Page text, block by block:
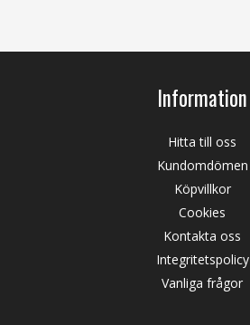
Information
Hitta till oss
Kundomdömen
Köpvillkor
Cookies
Kontakta oss
Integritetspolicy
Vanliga frågor